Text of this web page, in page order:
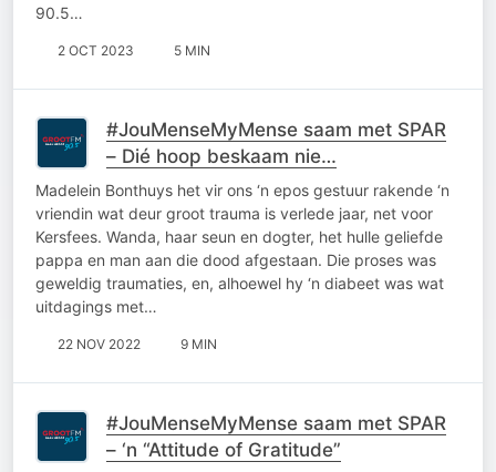
90.5…
2 OCT 2023 5 MIN
#JouMenseMyMense saam met SPAR
– Dié hoop beskaam nie…
Madelein Bonthuys het vir ons ‘n epos gestuur rakende ‘n
vriendin wat deur groot trauma is verlede jaar, net voor
Kersfees. Wanda, haar seun en dogter, het hulle geliefde
pappa en man aan die dood afgestaan. Die proses was
geweldig traumaties, en, alhoewel hy ‘n diabeet was wat
uitdagings met…
22 NOV 2022 9 MIN
#JouMenseMyMense saam met SPAR
– ‘n “Attitude of Gratitude”